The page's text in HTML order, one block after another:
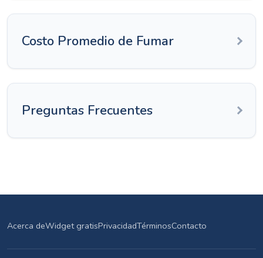
Costo Promedio de Fumar
Preguntas Frecuentes
Acerca deWidget gratisPrivacidadTérminosContacto